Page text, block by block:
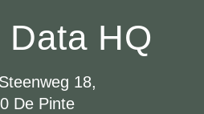
Data HQ
18,
De Pinte